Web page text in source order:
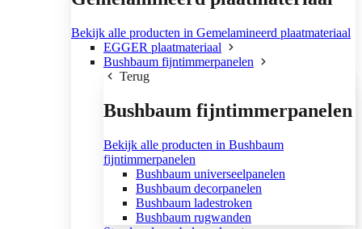
Bekijk alle producten in Gemelamineerd plaatmateriaal
EGGER plaatmateriaal
Bushbaum fijntimmerpanelen
Terug
Bushbaum fijntimmerpanelen
Bekijk alle producten in Bushbaum
fijntimmerpanelen
Bushbaum universeelpanelen
Bushbaum decorpanelen
Bushbaum ladestroken
Bushbaum rugwanden